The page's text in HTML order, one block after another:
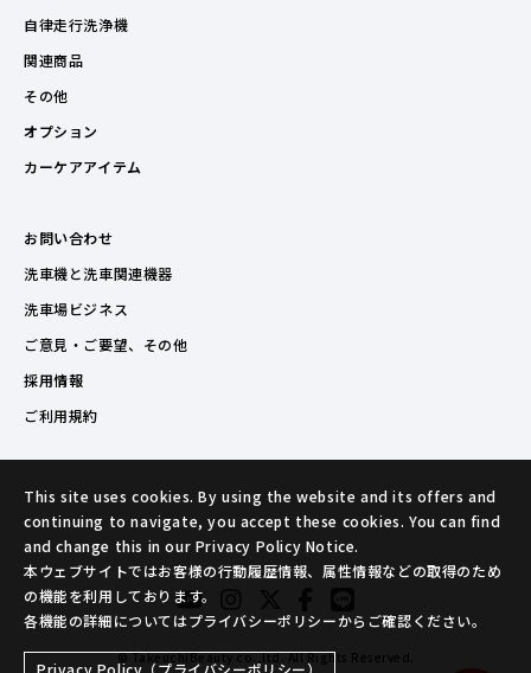
自律走行洗浄機
関連商品
その他
オプション
カーケアアイテム
お問い合わせ
洗車機と洗車関連機器
洗車場ビジネス
ご意見・ご要望、その他
採用情報
ご利用規約
© TakeuchiBeauty co.,ltd. All Rights Reserved.
This site uses cookies. By using the website and its offers and
continuing to navigate, you accept these cookies. You can find
and change this in our Privacy Policy Notice.
本ウェブサイトではお客様の行動履歴情報、属性情報などの取得のため
の機能を利用しております。
各機能の詳細についてはプライバシーポリシーからご確認ください。
Privacy Policy（プライバシーポリシー）